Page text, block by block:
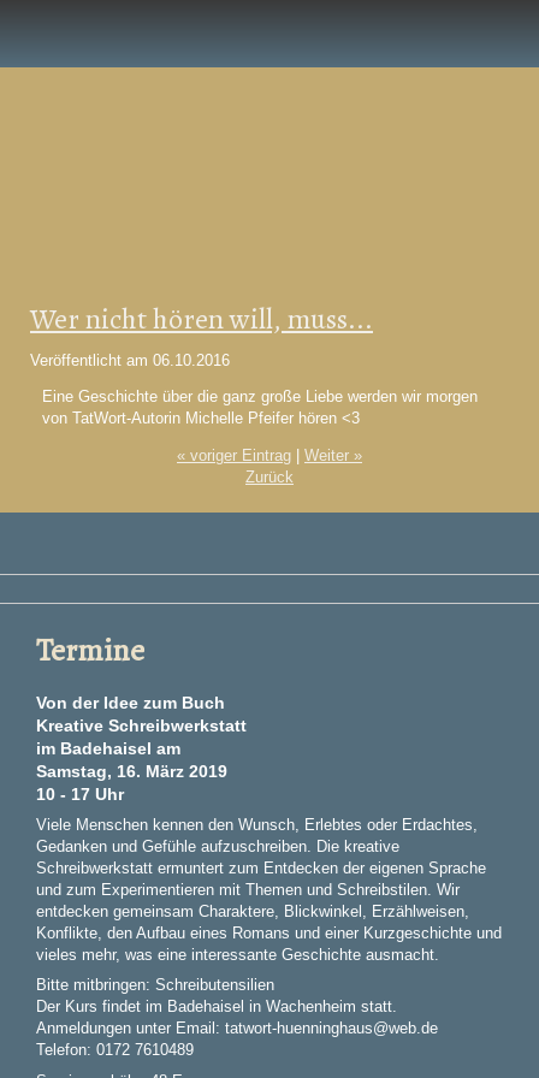
Wer nicht hören will, muss...
Veröffentlicht am 06.10.2016
Eine Geschichte über die ganz große Liebe werden wir morgen
von TatWort-Autorin Michelle Pfeifer hören <3
« voriger Eintrag | Weiter »
Zurück
Termine
Von der Idee zum Buch
Kreative Schreibwerkstatt
im Badehaisel am
Samstag, 16. März 2019
10 - 17 Uhr
Viele Menschen kennen den Wunsch, Erlebtes oder Erdachtes,
Gedanken und Gefühle aufzuschreiben. Die kreative
Schreibwerkstatt ermuntert zum Entdecken der eigenen Sprache
und zum Experimentieren mit Themen und Schreibstilen. Wir
entdecken gemeinsam Charaktere, Blickwinkel, Erzählweisen,
Konflikte, den Aufbau eines Romans und einer Kurzgeschichte und
vieles mehr, was eine interessante Geschichte ausmacht.
Bitte mitbringen: Schreibutensilien
Der Kurs findet im Badehaisel in Wachenheim statt.
Anmeldungen unter Email: tatwort-huenninghaus@web.de
Telefon: 0172 7610489